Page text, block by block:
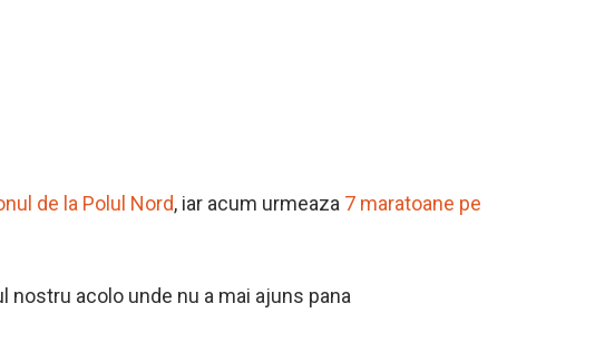
de la Polul Nord, iar acum urmeaza 7 maratoane pe
acolo unde nu a mai ajuns pana